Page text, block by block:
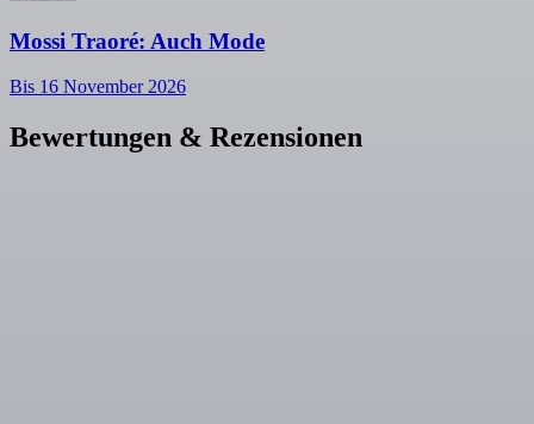
Mossi Traoré: Auch Mode
Bis 16 November 2026
Bewertungen & Rezensionen